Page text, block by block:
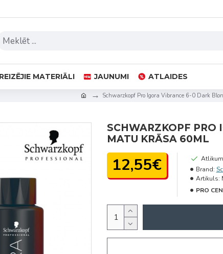
MATERIĀLI JAUNUMI ATLAIDES
Schwarzkopf Pro Igora Vibrance 6-0 Dark
SCHWARZKOPF PRO
MATU KRĀSA 60ML
12,55€
Brand:
Artikuls:
PRO